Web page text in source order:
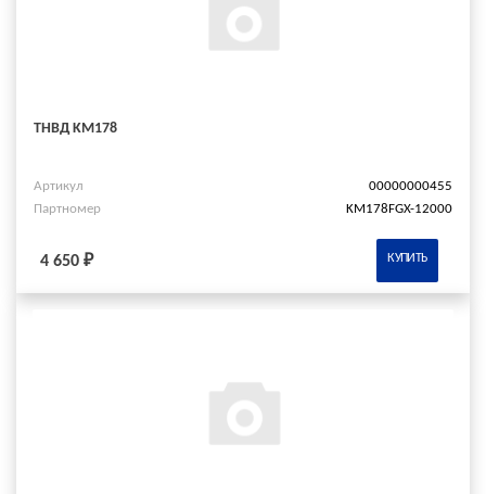
ТНВД KM178
Артикул
00000000455
Партномер
KM178FGX-12000
4 650 ₽ КУПИТЬ